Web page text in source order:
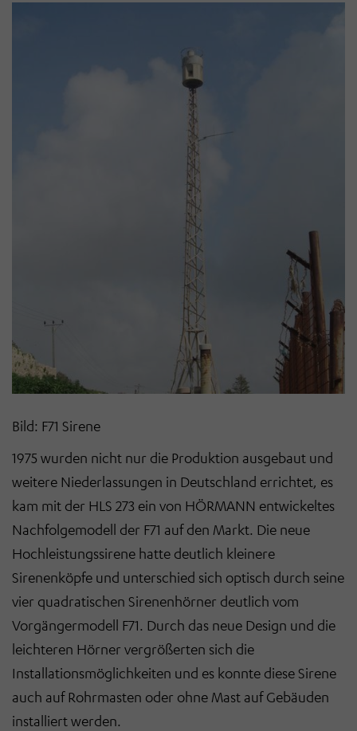
Bild: F71 Sirene
1975 wurden nicht nur die Produktion ausgebaut und
weitere Niederlassungen in Deutschland errichtet, es
kam mit der HLS 273 ein von HÖRMANN entwickeltes
Nachfolgemodell der F71 auf den Markt. Die neue
Hochleistungssirene hatte deutlich kleinere
Sirenenköpfe und unterschied sich optisch durch seine
vier quadratischen Sirenenhörner deutlich vom
Vorgängermodell F71. Durch das neue Design und die
leichteren Hörner vergrößerten sich die
Installationsmöglichkeiten und es konnte diese Sirene
auch auf Rohrmasten oder ohne Mast auf Gebäuden
installiert werden.